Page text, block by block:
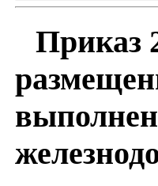
Приказ